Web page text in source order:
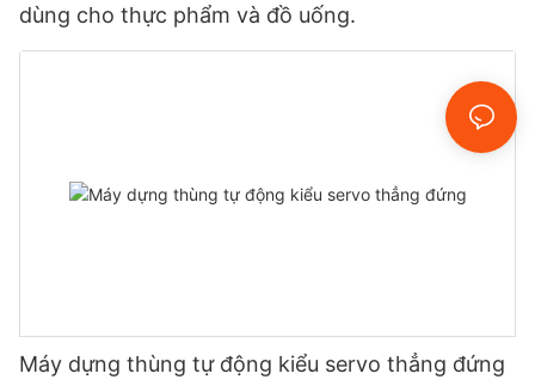
dùng cho thực phẩm và đồ uống.
Máy dựng thùng tự động kiểu servo thẳng đứng